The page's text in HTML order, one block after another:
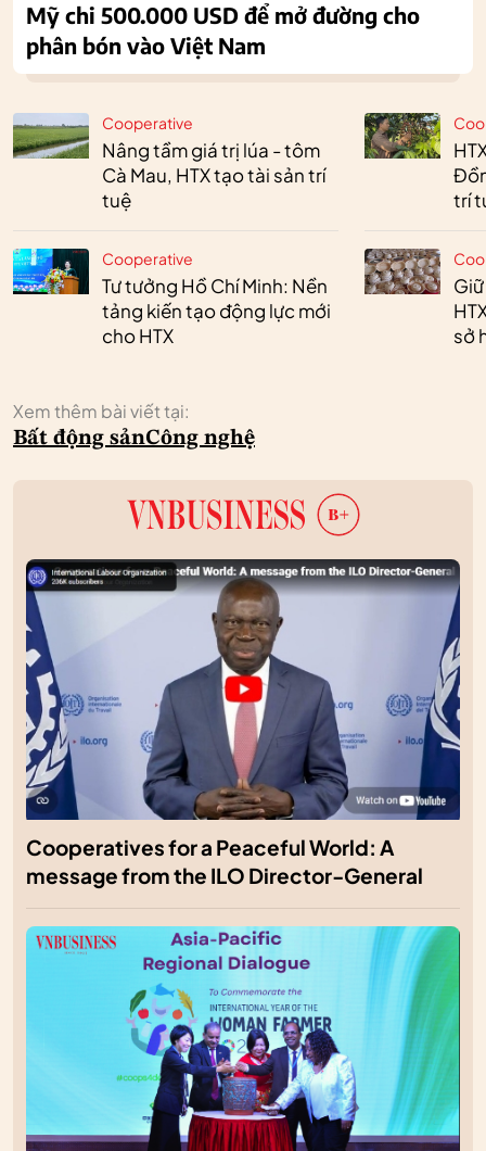
Cooperative
Nâng tầm giá trị lúa - tôm
Cà Mau, HTX tạo tài sản trí
tuệ
Cooperative
Tư tưởng Hồ Chí Minh: Nền
tảng kiến tạo động lực mới
cho HTX
trí
sở
Xem thêm bài viết tại:
Bất động sảnCông nghệ
Mỹ chi 500.000 USD để mở đường cho
phân bón vào Việt Nam
Cooperatives for a Peaceful World: A
message from the ILO Director-General